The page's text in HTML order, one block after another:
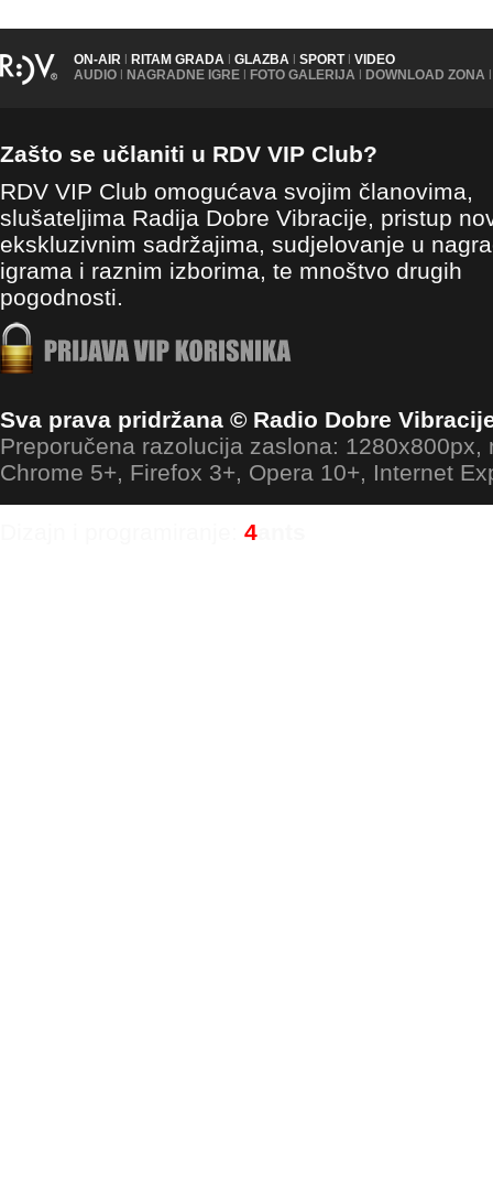
ON-AIR | RITAM GRADA | GLAZBA | SPORT | VIDEO
AUDIO | NAGRADNE IGRE | FOTO GALERIJA | DOWNLOAD ZONA |
Zašto se učlaniti u RDV VIP Club?
RDV VIP Club omogućava svojim članovima,
slušateljima Radija Dobre Vibracije, pristup
ekskluzivnim sadržajima, sudjelovanje u
igrama i raznim izborima, te mnoštvo drugih
pogodnosti.
Sva prava pridržana © Radio Dobre
Preporučena razolucija zaslona: 1280x800px,
Chrome 5+, Firefox 3+, Opera 10+, Internet
4